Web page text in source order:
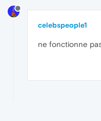
celebspeople1
ne fonctionne